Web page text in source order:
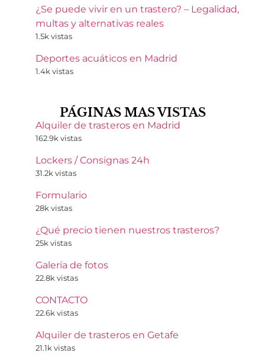
¿Se puede vivir en un trastero? – Legalidad,
multas y alternativas reales
1.5k vistas
Deportes acuáticos en Madrid
1.4k vistas
PÁGINAS MAS VISTAS
Alquiler de trasteros en Madrid
162.9k vistas
Lockers / Consignas 24h
31.2k vistas
Formulario
28k vistas
¿Qué precio tienen nuestros trasteros?
25k vistas
Galería de fotos
22.8k vistas
CONTACTO
22.6k vistas
Alquiler de trasteros en Getafe
21.1k vistas